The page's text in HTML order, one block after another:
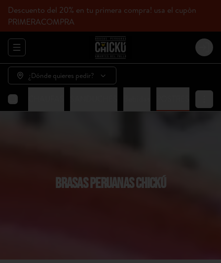
Descuento del 20% en tu primera compra! usa el cupòn
PRIMERACOMPRA
Abrir menu de navegación Login
¿Dónde quieres pedir?
BRASAS PERUANAS CHICKÚ